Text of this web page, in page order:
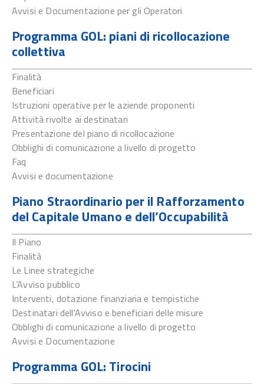
Avvisi e Documentazione per gli Operatori
Programma GOL: piani di ricollocazione
collettiva
Finalità
Beneficiari
Istruzioni operative per le aziende proponenti
Attività rivolte ai destinatari
Presentazione del piano di ricollocazione
Obblighi di comunicazione a livello di progetto
Faq
Avvisi e documentazione
Piano Straordinario per il Rafforzamento
del Capitale Umano e dell’Occupabilità
Il Piano
Finalità
Le Linee strategiche
L’Avviso pubblico
Interventi, dotazione finanziaria e tempistiche
Destinatari dell'Avviso e beneficiari delle misure
Obblighi di comunicazione a livello di progetto
Avvisi e Documentazione
Programma GOL: Tirocini